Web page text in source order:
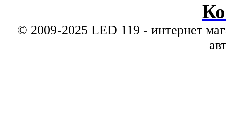
© 2009-2025 LED 119 - интернет